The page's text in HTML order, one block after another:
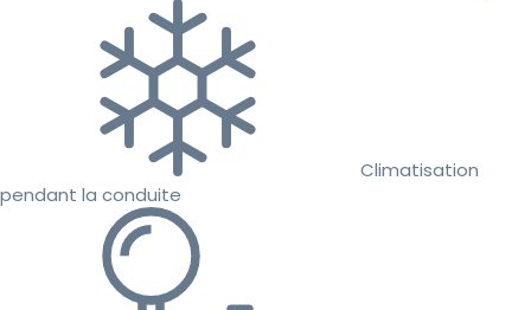
Climatisation
pendant la conduite